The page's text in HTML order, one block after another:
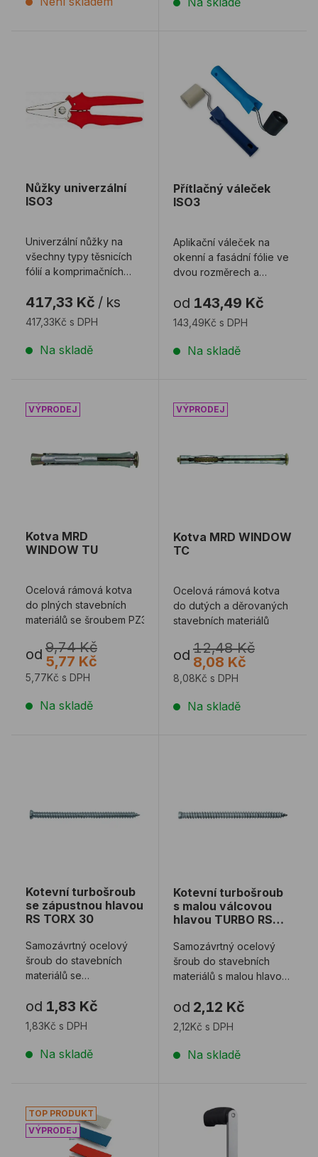
Nůžky univerzální
ISO3
Univerzální nůžky na
všechny typy těsnicích
fólií a komprimačních
417,33 Kč / ks
417,33Kč s DPH
Na skladě
Přítlačný váleček
ISO3
Aplikační váleček na
okenní a fasádní fólie ve
dvou rozměrech a
od 143,49 Kč
143,49Kč s DPH
Na skladě
Kotva MRD WINDOW TU
Kotva MRD
WINDOW TU
Ocelová rámová kotva
do plných stavebních
materiálů se šroubem PZ3
od 9,74 Kč
5,77 Kč
5,77Kč s DPH
Na skladě
Kotva MRD WINDOW TC
Kotva MRD WINDOW
TC
Ocelová rámová kotva
do dutých a děrovaných
stavebních materiálů
od 12,48 Kč
8,08 Kč
8,08Kč s DPH
Na skladě
Kotevní turbošroub
se zápustnou hlavou
RS TORX 30
Samozávrtný ocelový
šroub do stavebních
materiálů se
TURBO RS TORX 30.
od 1,83 Kč
1,83Kč s DPH
Na skladě
Kotevní turbošroub
s malou válcovou
hlavou TURBO RS
Samozávrtný ocelový
šroub do stavebních
materiálů s malou hlavou
30.
od 2,12 Kč
2,12Kč s DPH
Na skladě
Vymezovací a zasklívací podložkyNosič desek UNI